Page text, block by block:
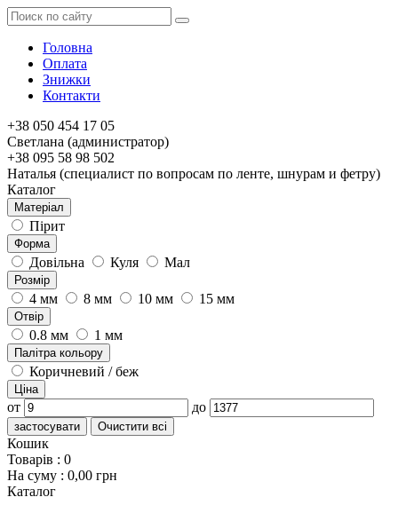
Головна
Оплата
Знижки
Контакти
+38 050 454 17 05
Светлана (администратор)
+38 095 58 98 502
Наталья (специалист по вопросам по ленте, шнурам и фетру)
Каталог
Матеріал
Пірит
Форма
Довільна Куля Мал
Розмір
4 мм 8 мм 10 мм 15 мм
Отвір
0.8 мм 1 мм
Палітра кольору
Коричневий / беж
Ціна
от до
застосувати Очистити всі
Кошик
Товарів : 0
На суму : 0,00 грн
Каталог